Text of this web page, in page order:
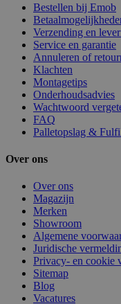
Bestellen bij Emob
Verzending en
Service en garantie
Annuleren of
Klachten
Montagetips
Onderhoudsadvies
Wachtwoord
FAQ
Palletopslag &
Over ons
Over ons
Magazijn
Merken
Showroom
Algemene
Juridische
Privacy- en cookie
Sitemap
Blog
Vacatures